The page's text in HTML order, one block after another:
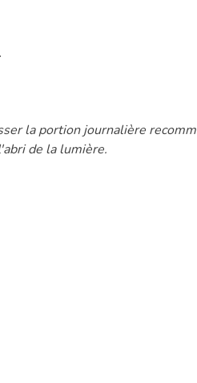
la portion journalière
de la lumière.